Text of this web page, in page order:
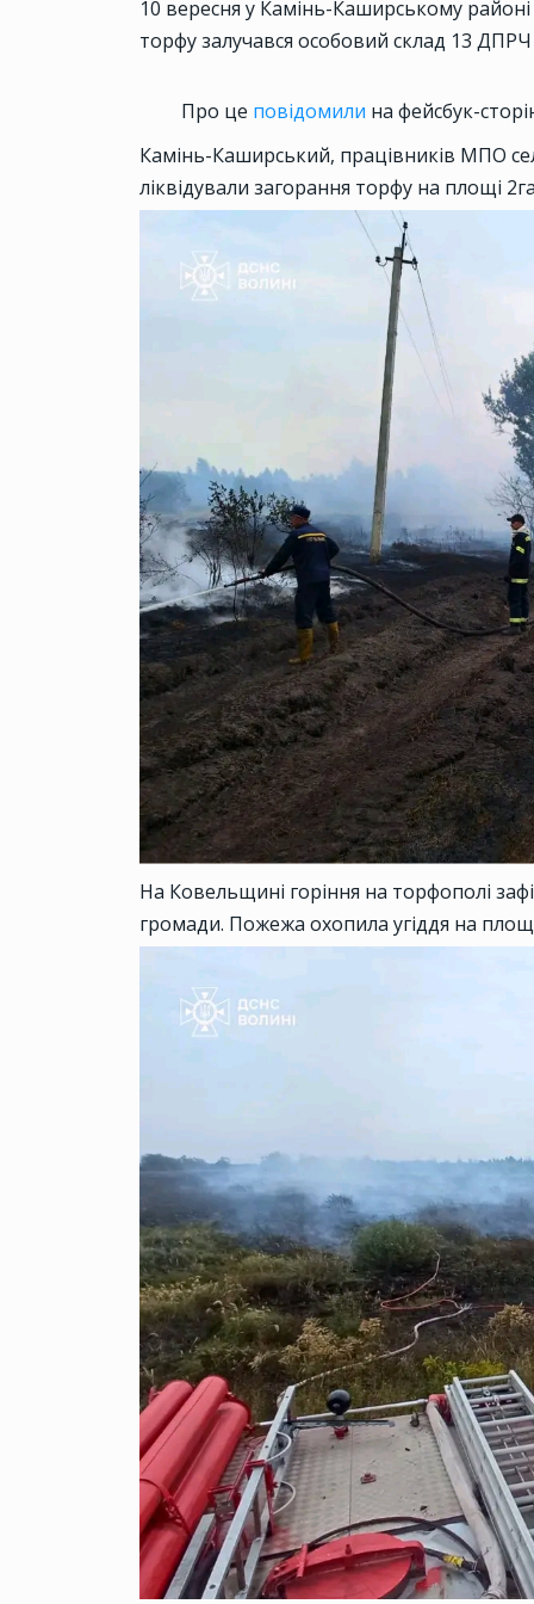
10 вересня у Камінь-Каширському районі
торфу залучався особовий склад 13
Про це повідомили на фейсбук-
Камінь-Каширський, працівників МПО
ліквідували загорання торфу на площі
На Ковельщині горіння на торфополі
громади. Пожежа охопила угіддя на